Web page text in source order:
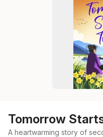
Tomorrow
A heartwarming story of